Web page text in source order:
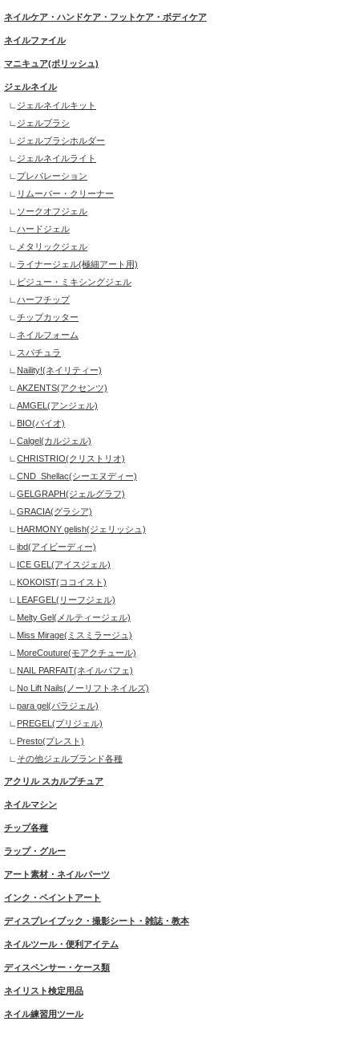
ネイルケア・ハンドケア・フットケア・ボディケア
ネイルファイル
マニキュア(ポリッシュ)
ジェルネイル
ジェルネイルキット
ジェルブラシ
ジェルブラシホルダー
ジェルネイルライト
プレパレーション
リムーバー・クリーナー
ソークオフジェル
ハードジェル
メタリックジェル
ライナージェル(極細アート用)
ビジュー・ミキシングジェル
ハーフチップ
チップカッター
ネイルフォーム
スパチュラ
Naility!(ネイリティー)
AKZENTS(アクセンツ)
AMGEL(アンジェル)
BIO(バイオ)
Calgel(カルジェル)
CHRISTRIO(クリストリオ)
CND_Shellac(シーエヌディー)
GELGRAPH(ジェルグラフ)
GRACIA(グラシア)
HARMONY gelish(ジェリッシュ)
ibd(アイビーディー)
ICE GEL(アイスジェル)
KOKOIST(ココイスト)
LEAFGEL(リーフジェル)
Melty Gel(メルティージェル)
Miss Mirage(ミスミラージュ)
MoreCouture(モアクチュール)
NAIL PARFAIT(ネイルパフェ)
No Lift Nails(ノーリフトネイルズ)
para gel(パラジェル)
PREGEL(プリジェル)
Presto(プレスト)
その他ジェルブランド各種
アクリル スカルプチュア
ネイルマシン
チップ各種
ラップ・グルー
アート素材・ネイルパーツ
インク・ペイントアート
ディスプレイブック・撮影シート・雑誌・教本
ネイルツール・便利アイテム
ディスペンサー・ケース類
ネイリスト検定用品
ネイル練習用ツール